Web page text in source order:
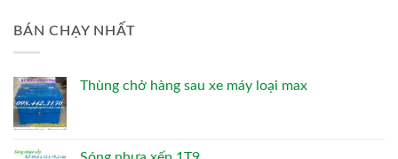
BÁN CHẠY NHẤT
Thùng chở hàng sau xe máy loại max